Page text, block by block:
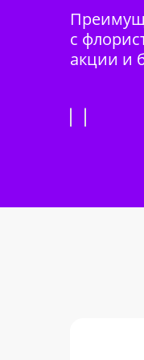
с
акции и